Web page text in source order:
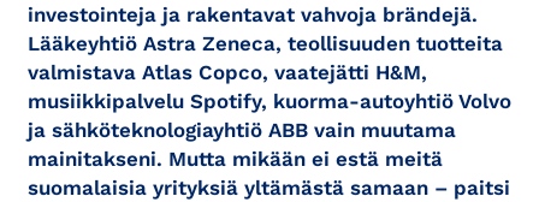
investointeja ja rakentavat vahvoja brändejä.
Lääkeyhtiö Astra Zeneca, teollisuuden tuotteita
valmistava Atlas Copco, vaatejätti H&M,
musiikkipalvelu Spotify, kuorma-autoyhtiö Volvo
ja sähköteknologiayhtiö ABB vain muutama
mainitakseni. Mutta mikään ei estä meitä
suomalaisia yrityksiä yltämästä samaan – paitsi